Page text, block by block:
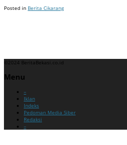
Posted in Berita Cikarang
©2024 BeritaBekasi.co.id
Menu
–
Iklan
Indeks
Pedoman Media Siber
Redaksi
–